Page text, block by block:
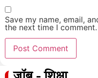
Save my name, email,
the next time I comment.